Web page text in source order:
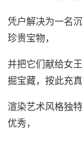
凭户解决为一名
珍贵宝物，
并把它们献给女
掘宝藏，按此充真
渲染艺术风格独
优秀，